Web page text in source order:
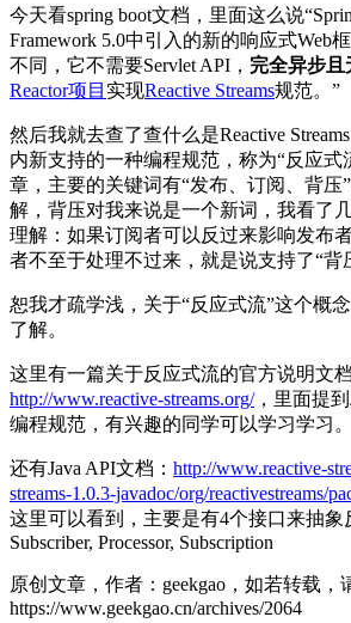
今天看spring boot文档，里面这么说
Framework 5.0中引入的新的响应式Web
不同，它不需要Servlet API， 完全异步且
Reactor项目 实现Reactive Streams规范。”
然后我就去查了查什么是Reactive
内新支持的一种编程规范，称为“反应式
章，主要的关键词有“发布、订阅、背压
解，背压对我来说是一个新词，我看了
理解：如果订阅者可以反过来影响发布
者不至于处理不过来，就是说支持了“背
恕我才疏学浅，关于“反应式流”这个概
了解。
这里有一篇关于反应式流的官方说明文档
http://www.reactive-streams.org/，里面提
编程规范，有兴趣的同学可以学习学习。
还有Java API文档： http://www.reactive-
streams-1.0.3-javadoc/org/reactivestreams/
这里可以看到，主要是有4个接口来抽象
Subscriber, Processor, Subscription
原创文章，作者：geekgao，如若转载，
https://www.geekgao.cn/archives/2064